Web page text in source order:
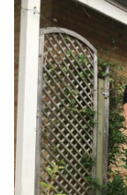
Dansk